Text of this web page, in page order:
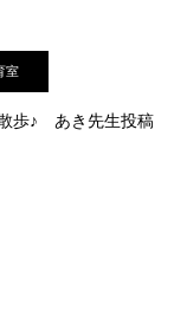
室
歩♪ あき先生投稿